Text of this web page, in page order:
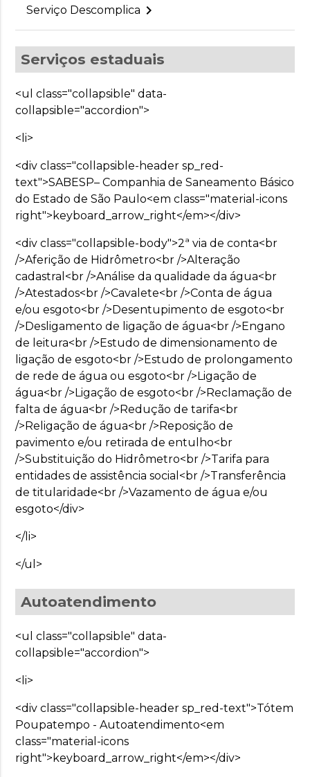
Serviço Descomplica keyboard_arrow_right
Serviços estaduais
<ul class="collapsible" data-
collapsible="accordion">
<li>
<div class="collapsible-header sp_red-
text">SABESP– Companhia de Saneamento Básico
do Estado de São Paulo<em class="material-icons
right">keyboard_arrow_right</em></div>
<div class="collapsible-body">2ª via de conta<br
/>Aferição de Hidrômetro<br />Alteração
cadastral<br />Análise da qualidade da água<br
/>Atestados<br />Cavalete<br />Conta de água
e/ou esgoto<br />Desentupimento de esgoto<br
/>Desligamento de ligação de água<br />Engano
de leitura<br />Estudo de dimensionamento de
ligação de esgoto<br />Estudo de prolongamento
de rede de água ou esgoto<br />Ligação de
água<br />Ligação de esgoto<br />Reclamação de
falta de água<br />Redução de tarifa<br
/>Religação de água<br />Reposição de
pavimento e/ou retirada de entulho<br
/>Substituição do Hidrômetro<br />Tarifa para
entidades de assistência social<br />Transferência
de titularidade<br />Vazamento de água e/ou
esgoto</div>
</li>
</ul>
Autoatendimento
<ul class="collapsible" data-
collapsible="accordion">
<li>
<div class="collapsible-header sp_red-text">Tótem
Poupatempo - Autoatendimento<em
class="material-icons
right">keyboard_arrow_right</em></div>